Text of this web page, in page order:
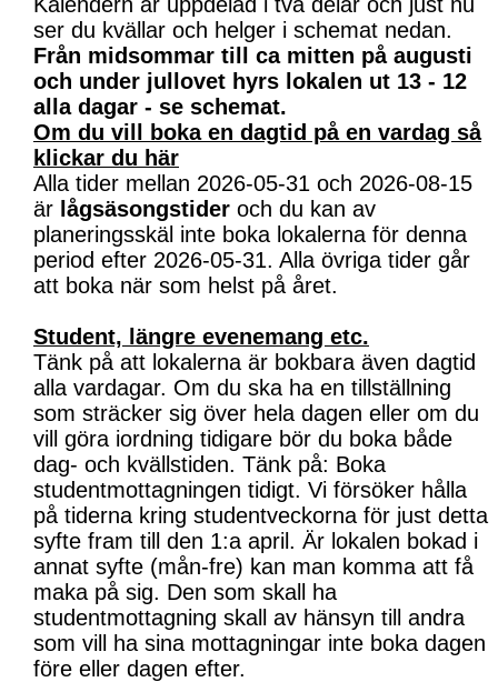
ser du kvällar och helger i schemat nedan.
Från midsommar till ca mitten på augusti
och under jullovet hyrs lokalen ut 13 - 12
alla dagar - se schemat.
Om du vill boka en dagtid på en vardag så
klickar du här
Alla tider mellan 2026-05-31 och 2026-08-15
är lågsäsongstider och du kan av
planeringsskäl inte boka lokalerna för denna
period efter 2026-05-31. Alla övriga tider går
att boka när som helst på året.
Student, längre evenemang etc.
Tänk på att lokalerna är bokbara även dagtid
alla vardagar. Om du ska ha en tillställning
som sträcker sig över hela dagen eller om du
vill göra iordning tidigare bör du boka både
dag- och kvällstiden. Tänk på: Boka
studentmottagningen tidigt. Vi försöker hålla
på tiderna kring studentveckorna för just detta
syfte fram till den 1:a april. Är lokalen bokad i
annat syfte (mån-fre) kan man komma att få
maka på sig. Den som skall ha
studentmottagning skall av hänsyn till andra
som vill ha sina mottagningar inte boka dagen
före eller dagen efter.